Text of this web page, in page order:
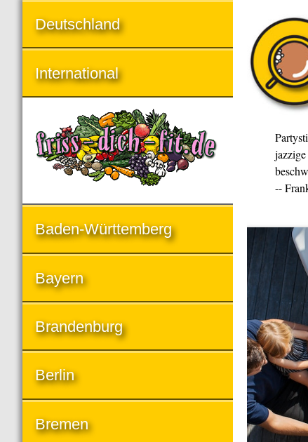
--
Deutschland
International
Baden-Württemberg
Bayern
Brandenburg
Berlin
Bremen